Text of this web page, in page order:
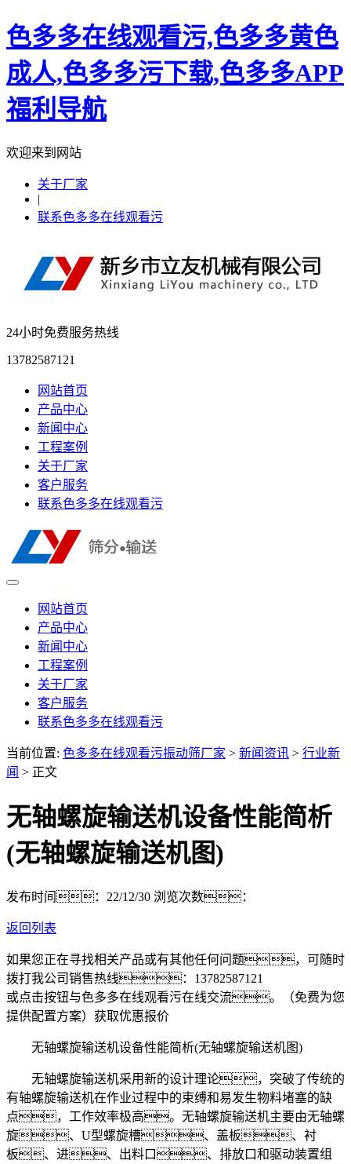
色多多在线观看污,色多多黄色
成人,色多多污下载,色多多APP
福利导航
欢迎来到网站
关于厂家
|
联系色多多在线观看污
24小时免费服务热线
13782587121
网站首页
产品中心
新闻中心
工程案例
关于厂家
客户服务
联系色多多在线观看污
网站首页
产品中心
新闻中心
工程案例
关于厂家
客户服务
联系色多多在线观看污
当前位置: 色多多在线观看污振动筛厂家 > 新闻资讯 > 行业新
闻 > 正文
无轴螺旋输送机设备性能简析
(无轴螺旋输送机图)
发布时间：22/12/30 浏览次数：
返回列表
如果您正在寻找相关产品或有其他任何问题，可随时
拨打我公司销售热线： 13782587121
或点击按钮与色多多在线观看污在线交流。（免费为您
提供配置方案） 获取优惠报价
无轴螺旋输送机设备性能简析(无轴螺旋输送机图)
无轴螺旋输送机采用新的设计理论，突破了传统的
有轴螺旋输送机在作业过程中的束缚和易发生物料堵塞的缺
点，工作效率极高。无轴螺旋输送机主要由无轴螺
旋、U型螺旋槽、盖板、衬
板、进、出料口、排放口和驱动装置组